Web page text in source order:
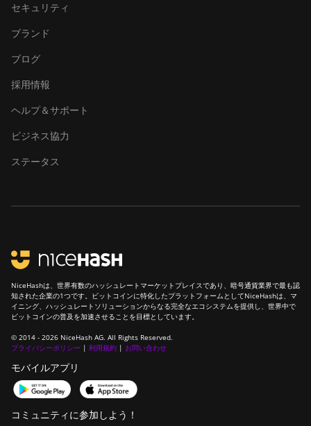
セキュリティ
ブランド
ブログ
採用情報
ヘルプ＆サポート
ビジネス協力
ステータス
NiceHashは、世界有数のハッシュレートマーケットプレイスであり、暗号通貨業界で最も認
知された企業の1つです。ビットコインに特化したプラットフォームとしてNiceHashは、マ
イニング、ハッシュレートソリューションからなる完全なエコシステムを提供し、世界中で
ビットコインの普及を加速させることを目標としています。
© 2014 - 2026 NiceHash AG. All Rights Reserved.
プライバシーポリシー | 利用規約 | お問い合わせ
モバイルアプリ
コミュニティに参加しよう！